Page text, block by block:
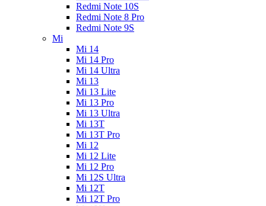
Redmi Note 10S
Redmi Note 8 Pro
Redmi Note 9S
Mi
Mi 14
Mi 14 Pro
Mi 14 Ultra
Mi 13
Mi 13 Lite
Mi 13 Pro
Mi 13 Ultra
Mi 13T
Mi 13T Pro
Mi 12
Mi 12 Lite
Mi 12 Pro
Mi 12S Ultra
Mi 12T
Mi 12T Pro